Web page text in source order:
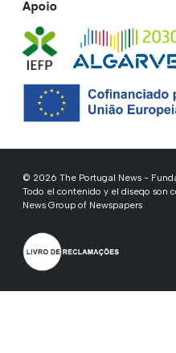
Apoio
© 2026 The Portugal News -
Todo el contenido y el diseqo son
News Group of Newspapers